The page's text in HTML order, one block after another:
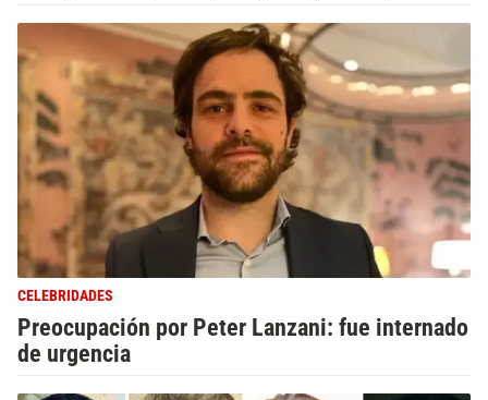
CELEBRIDADES
Preocupación por Peter Lanzani: fue internado
de urgencia